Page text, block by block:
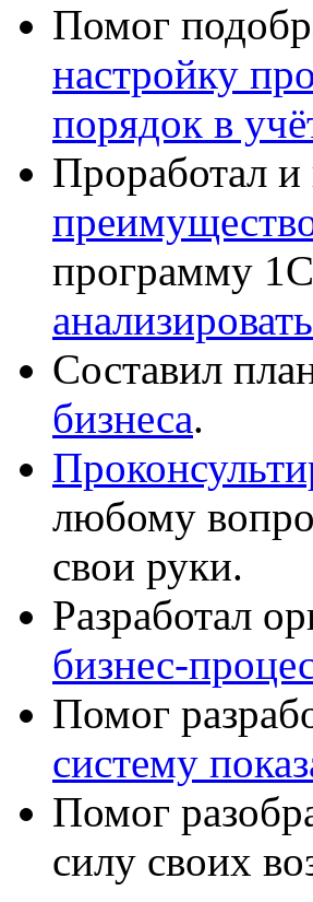
Помог
настройку
порядок в
Проработал
программу
Составил
бизнеса.
любому
свои руки.
Разработал
бизнес-
Помог
систему
Помог
силу своих